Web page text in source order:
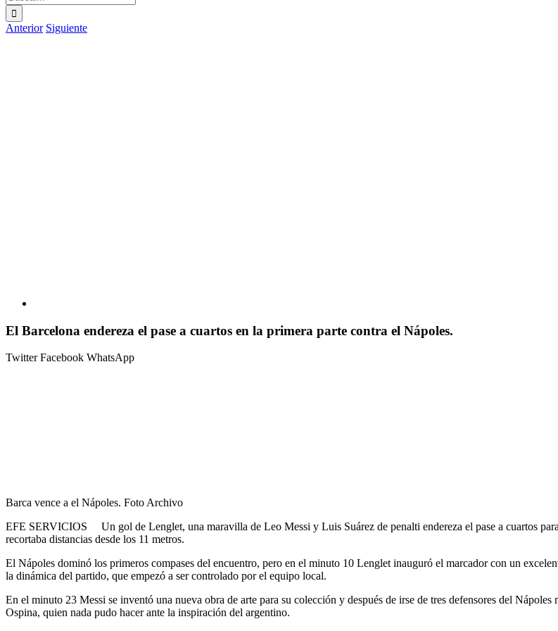
Anterior Siguiente
El Barcelona endereza el pase a cuartos en la primera parte contra el Nápoles.
TwitterFacebook WhatsApp
Barca vence a el Nápoles. Foto Archivo
EFE SERVICIOS Un gol de Lenglet, una maravilla de Leo Messi y Luis Suárez de penalti endereza el pase a cuartos
recortaba distancias desde los 11 metros.
El Nápoles dominó los primeros compases del encuentro, pero en el minuto 10 Lenglet inauguró el marcador con un
la dinámica del partido, que empezó a ser controlado por el equipo local.
En el minuto 23 Messi se inventó una nueva obra de arte para su colección y después de irse de tres defensores del
Ospina, quien nada pudo hacer ante la inspiración del argentino.